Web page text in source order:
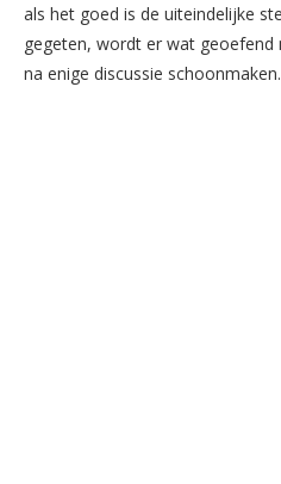
als het goed is de uiteindelijke
gegeten, wordt er wat
na enige discussie